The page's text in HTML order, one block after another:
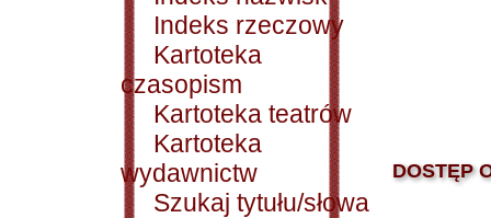
Indeks rzeczowy
Kartoteka
czasopism
Kartoteka teatrów
Kartoteka
wydawnictw
Szukaj tytułu/słowa
DOSTĘP